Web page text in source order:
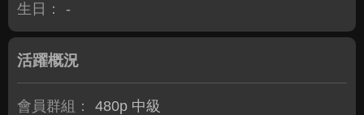
生日：
-
活躍概況
會員群組： 480p 中級